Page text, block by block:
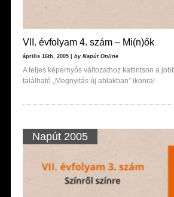
VII. évfolyam 4. szám – Mi(n)ők
április 16th, 2005 | by Napút Online
A teljes képernyős változathoz kattintson a
található „Megnyitás új ablakban” ikonra!
Napút 2005